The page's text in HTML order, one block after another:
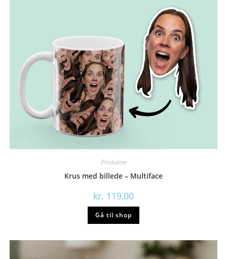
Produkter
Krus med billede – Multiface
kr. 119,00
Gå til shop